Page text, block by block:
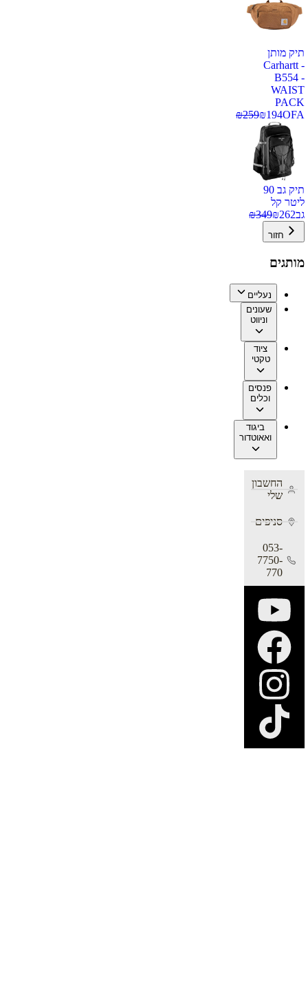
תיק מותן
Carhartt -
B554 -
WAIST
PACK
OFA
₪194
₪259
תיק גב 90
ליטר קל
גב
₪262
₪349
חזור
מותגים
נעליים
שעונים
וניווט
ציוד
טקטי
פנסים
וכלים
ביגוד
ואאוטדור
החשבון
שלי
סניפים
053-
7750-
770